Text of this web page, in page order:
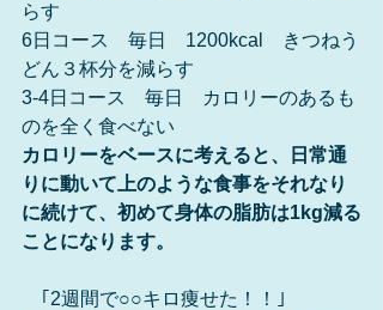
らす
6日コース　毎日　1200kcal　きつねう
どん３杯分を減らす
3-4日コース　毎日　カロリーのあるも
のを全く食べない
カロリーをベースに考えると、日常通
りに動いて上のような食事をそれなり
に続けて、初めて身体の脂肪は1kg減る
ことになります。
｢2週間で○○キロ痩せた！！｣